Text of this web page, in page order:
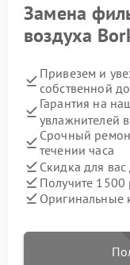
Замена
воздуха
Привезем и
собственной
Гарантия на
увлажнителей
Срочный
течении часа
Скидка для вас
Получите 1500
Оригинальные